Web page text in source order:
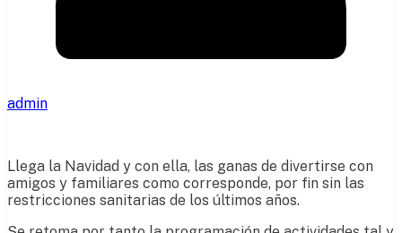
admin
Llega la Navidad y con ella, las ganas de divertirse con
amigos y familiares como corresponde, por fin sin las
restricciones sanitarias de los últimos años.